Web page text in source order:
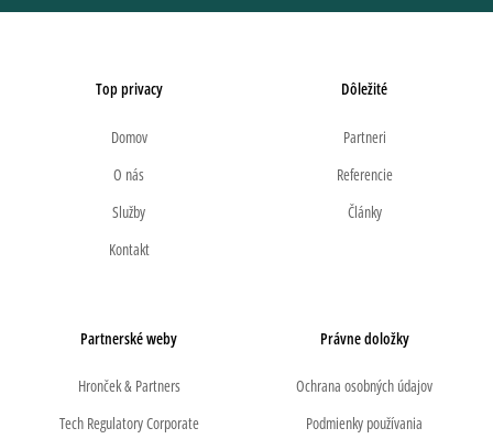
Top privacy
Domov
O nás
Služby
Kontakt
Dôležité
Partneri
Referencie
Články
Partnerské weby
Hronček & Partners
Tech Regulatory Corporate
Právne doložky
Ochrana osobných údajov
Podmienky používania